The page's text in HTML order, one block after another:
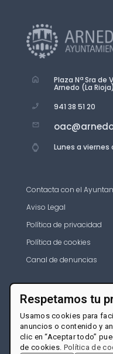
Plaza Nª Sra de
Arnedo (La Rioja)
941 38 51 20
Lunes a viernes
Contacta con el
Aviso Legal
Política de privacidad
Política de cookies
Canal de denuncias
Respetamos tu
Usamos cookies para
anuncios o contenido y
clic en “Aceptar todo”
de cookies. Política de